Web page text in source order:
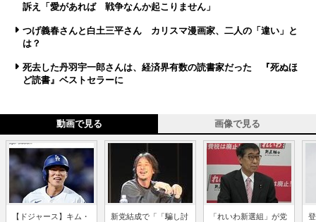
訴え「愛があれば 戦争なんか起こりません」
つげ義春さんと白土三平さん カリスマ漫画家、二人の「違い」と
は？
死去した丹羽宇一郎さんは、経済界有数の読書家だった 『死ぬほ
ど読書』ベストセラーに
動画で見る 画像で見る
【ドジャース】キム・
新党結成で「「騙し討
「れいわ新選組」が党